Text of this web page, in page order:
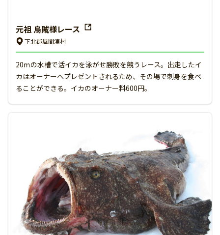
元祖 烏賊様レース
下北郡風間浦村
20ｍの水槽で活イカを泳がせ勝敗を競うレース。出走したイ
カはオーナーへプレゼントされるため、その場で刺身を食べ
ることができる。イカのオーナー料600円。